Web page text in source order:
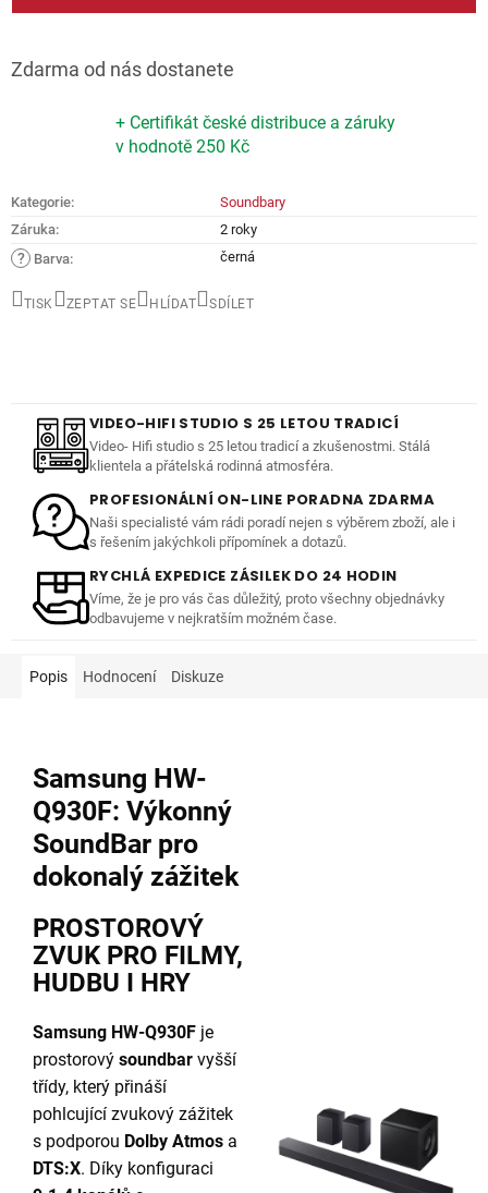
Kategorie:
Soundbary
Záruka: 2 roky
? Barva: černá
Zdarma od nás dostanete
+ Certifikát české distribuce a záruky
v hodnotě 250 Kč
TISK ZEPTAT SE HLÍDAT SDÍLET
VIDEO-HIFI STUDIO S 25 LETOU TRADICÍ
Video- Hifi studio s 25 letou tradicí a zkušenostmi. Stálá
klientela a přátelská rodinná atmosféra.
PROFESIONÁLNÍ ON-LINE PORADNA ZDARMA
Naši specialisté vám rádi poradí nejen s výběrem zboží, ale i
s řešením jakýchkoli přípomínek a dotazů.
RYCHLÁ EXPEDICE ZÁSILEK DO 24 HODIN
Víme, že je pro vás čas důležitý, proto všechny objednávky
odbavujeme v nejkratším možném čase.
Popis Hodnocení Diskuze
Samsung HW-
Q930F: Výkonný
SoundBar pro
dokonalý zážitek
PROSTOROVÝ
ZVUK PRO FILMY,
HUDBU I HRY
Samsung HW-Q930F je
prostorový soundbar vyšší
třídy, který přináší
pohlcující zvukový zážitek
s podporou Dolby Atmos a
DTS:X. Díky konfiguraci